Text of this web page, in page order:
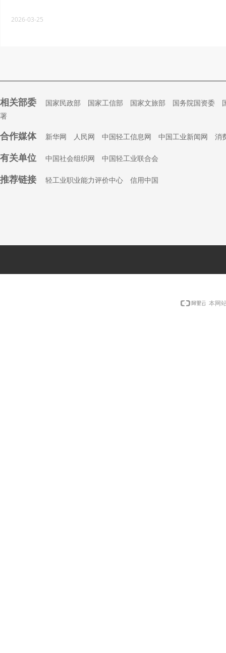
2026-03-25
相关部委 国家民政部 国家工信部 国家文旅部 国务院国资委
署
合作媒体 新华网 人民网 中国轻工信息网 中国工业新闻网 消
有关单位 中国社会组织网 中国轻工业联合会
推荐链接 轻工业职业能力评价中心 信用中国
本网